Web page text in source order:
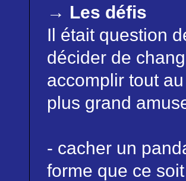
→ Les défis
Il était question
décider de
accomplir tout
plus grand
- cacher un
forme que ce